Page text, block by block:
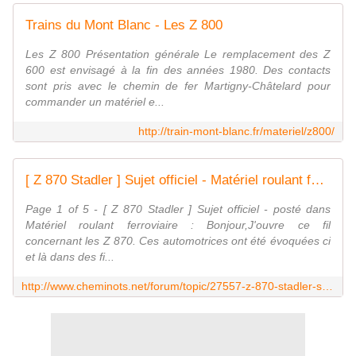
Trains du Mont Blanc - Les Z 800
Les Z 800 Présentation générale Le remplacement des Z
600 est envisagé à la fin des années 1980. Des contacts
sont pris avec le chemin de fer Martigny-Châtelard pour
commander un matériel e...
http://train-mont-blanc.fr/materiel/z800/
[ Z 870 Stadler ] Sujet officiel - Matériel roulant ferroviaire
Page 1 of 5 - [ Z 870 Stadler ] Sujet officiel - posté dans
Matériel roulant ferroviaire : Bonjour,J'ouvre ce fil
concernant les Z 870. Ces automotrices ont été évoquées ci
et là dans des fi...